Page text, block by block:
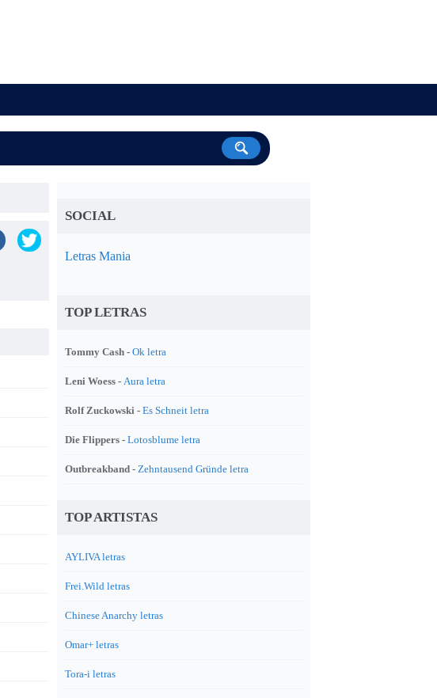
SOCIAL
Letras Mania
TOP LETRAS
Tommy Cash - Ok letra
Leni Woess - Aura letra
Rolf Zuckowski - Es Schneit letra
Die Flippers - Lotosblume letra
Outbreakband - Zehntausend Gründe letra
TOP ARTISTAS
AYLIVA letras
Frei.Wild letras
Chinese Anarchy letras
Omar+ letras
Tora-i letras